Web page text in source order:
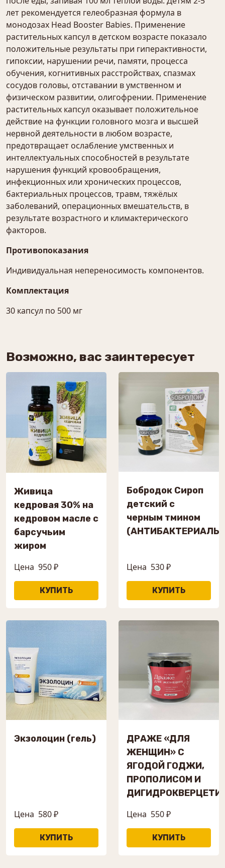
лет рекомендуется гелеобразная формула в
монодозах Head Booster Babies. Применение
растительных капсул в детском возрасте показало
положительные результаты при гиперактивности,
гипоксии, нарушении речи, памяти, процесса
обучения, когнитивных расстройствах, спазмах
сосудов головы, отставании в умственном и
физическом развитии, олигофрении. Применение
растительных капсул оказывает положительное
действие на функции головного мозга и высшей
нервной деятельности в любом возрасте,
предотвращает ослабление умственных и
интеллектуальных способностей в результате
нарушения функций кровообращения,
инфекционных или хронических процессов,
бактериальных процессов, травм, тяжёлых
заболеваний, операционных вмешательств, в
результате возрастного и климактерического
факторов.
Противопоказания
Индивидуальная непереносимость компонентов.
Комплектация
30 капсул по 500 мг
Возможно, вас заинтересует
Живица
кедровая 30% на
кедровом масле с
барсучьим
жиром
Цена 950 ₽
Бобродок Сироп
детский с
черным тмином
Цена 530 ₽
Экзолоцин (гель)
Цена 580 ₽
ДРАЖЕ «ДЛЯ
ЖЕНЩИН» С
ЯГОДОЙ ГОДЖИ,
ПРОПОЛИСОМ И
Цена 550 ₽